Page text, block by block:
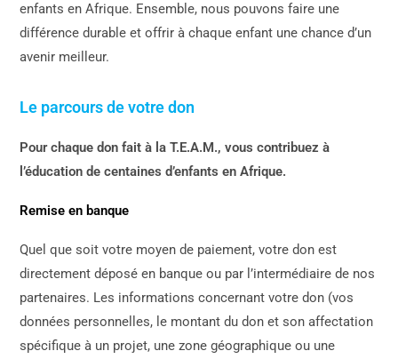
enfants en Afrique. Ensemble, nous pouvons faire une
différence durable et offrir à chaque enfant une chance d’un
avenir meilleur.
Le parcours de votre don
Pour chaque don fait à la T.E.A.M., vous contribuez à
l’éducation de centaines d’enfants en Afrique.
Remise en banque
Quel que soit votre moyen de paiement, votre don est
directement déposé en banque ou par l’intermédiaire de nos
partenaires. Les informations concernant votre don (vos
données personnelles, le montant du don et son affectation
spécifique à un projet, une zone géographique ou une